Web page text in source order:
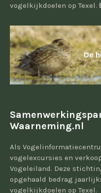
vogelkijkdoelen op Texel.
De
Waarneming.nl
Als
vogelexcursies en
Vogeleiland. Deze
opgehaald bedrag
vogelkijkdoelen op Texel.